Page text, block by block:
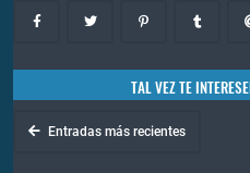
TAL VEZ TE
Entradas más recientes